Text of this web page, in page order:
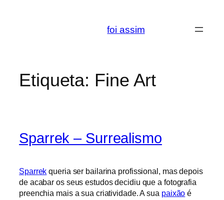
foi assim
Etiqueta: Fine Art
Sparrek – Surrealismo
Sparrek queria ser bailarina profissional, mas depois
de acabar os seus estudos decidiu que a fotografia
preenchia mais a sua criatividade. A sua paixão é